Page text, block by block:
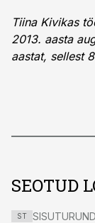
Tiina Kivikas
2013. aasta
aastat, sellest
SEOTUD
ST